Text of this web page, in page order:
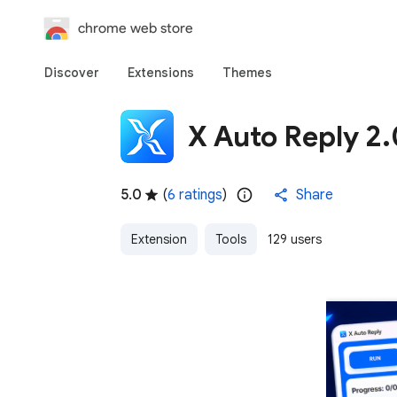
chrome web store
Discover Extensions Themes
X Auto Reply
5.0 (6 ratings) Share
Extension Tools 129 users